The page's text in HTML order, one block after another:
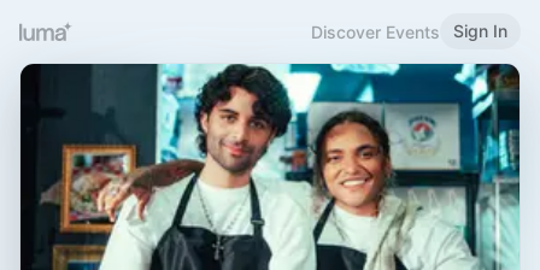
Discover Events Sign In